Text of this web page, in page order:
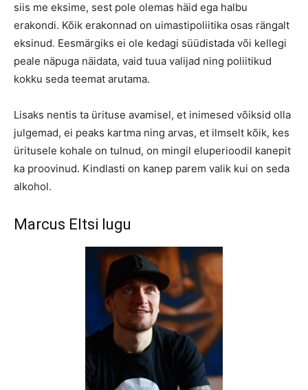
siis me eksime, sest pole olemas häid ega halbu
erakondi. Kõik erakonnad on uimastipoliitika osas rängalt
eksinud. Eesmärgiks ei ole kedagi süüdistada või kellegi
peale näpuga näidata, vaid tuua valijad ning poliitikud
kokku seda teemat arutama.
Lisaks nentis ta ürituse avamisel, et inimesed võiksid olla
julgemad, ei peaks kartma ning arvas, et ilmselt kõik, kes
üritusele kohale on tulnud, on mingil eluperioodil kanepit
ka proovinud. Kindlasti on kanep parem valik kui on seda
alkohol.
Marcus Eltsi lugu